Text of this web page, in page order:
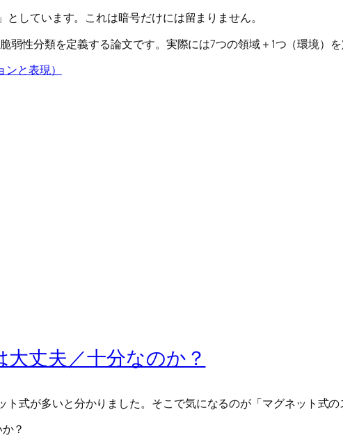
しています。これは暗号だけには留まりません。
性分類を定義する論文です。実際には7つの領域＋1つ（環境）を
と表現）
丈夫／十分なのか？
式が多いと分かりました。そこで気になるのが「マグネット式の
？